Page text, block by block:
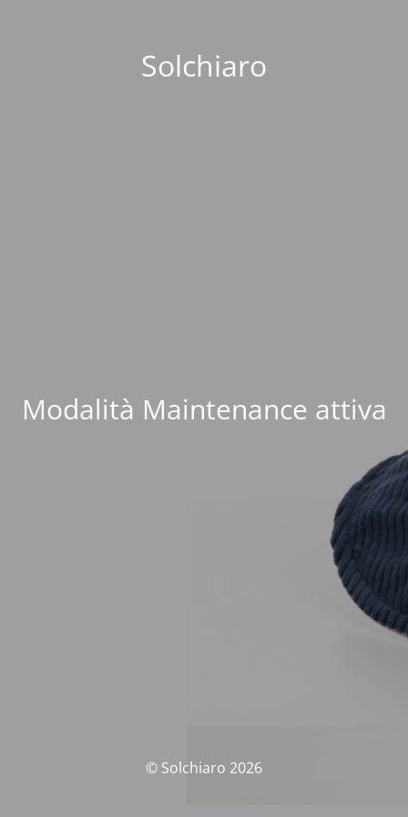
Solchiaro
Modalità Maintenance attiva
© Solchiaro 2026